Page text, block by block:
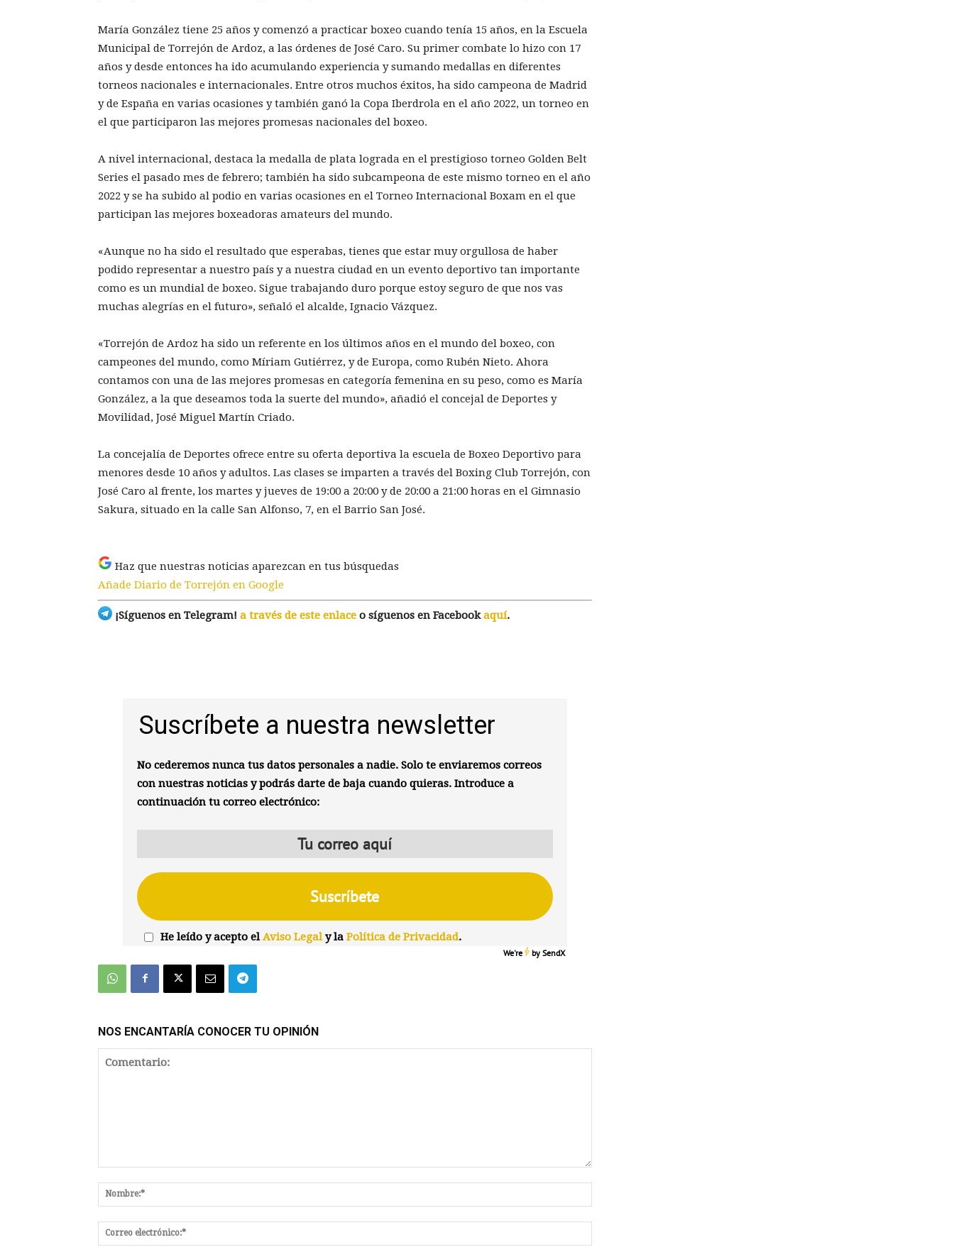
María González tiene 25 años y comenzó a practicar boxeo cuando tenía 15 años, en la Escuela
Municipal de Torrejón de Ardoz, a las órdenes de José Caro. Su primer combate lo hizo con 17
años y desde entonces ha ido acumulando experiencia y sumando medallas en diferentes
torneos nacionales e internacionales. Entre otros muchos éxitos, ha sido campeona de Madrid
y de España en varias ocasiones y también ganó la Copa Iberdrola en el año 2022, un torneo en
el que participaron las mejores promesas nacionales del boxeo.
A nivel internacional, destaca la medalla de plata lograda en el prestigioso torneo Golden Belt
Series el pasado mes de febrero; también ha sido subcampeona de este mismo torneo en el año
2022 y se ha subido al podio en varias ocasiones en el Torneo Internacional Boxam en el que
participan las mejores boxeadoras amateurs del mundo.
«Aunque no ha sido el resultado que esperabas, tienes que estar muy orgullosa de haber
podido representar a nuestro país y a nuestra ciudad en un evento deportivo tan importante
como es un mundial de boxeo. Sigue trabajando duro porque estoy seguro de que nos vas
muchas alegrías en el futuro», señaló el alcalde, Ignacio Vázquez.
«Torrejón de Ardoz ha sido un referente en los últimos años en el mundo del boxeo, con
campeones del mundo, como Míriam Gutiérrez, y de Europa, como Rubén Nieto. Ahora
contamos con una de las mejores promesas en categoría femenina en su peso, como es María
González, a la que deseamos toda la suerte del mundo», añadió el concejal de Deportes y
Movilidad, José Miguel Martín Criado.
La concejalía de Deportes ofrece entre su oferta deportiva la escuela de Boxeo Deportivo para
menores desde 10 años y adultos. Las clases se imparten a través del Boxing Club Torrejón, con
José Caro al frente, los martes y jueves de 19:00 a 20:00 y de 20:00 a 21:00 horas en el Gimnasio
Sakura, situado en la calle San Alfonso, 7, en el Barrio San José.
Haz que nuestras noticias aparezcan en tus búsquedas
Añade Diario de Torrejón en Google
¡Síguenos en Telegram! a través de este enlace o síguenos en Facebookaquí.
Suscríbete a nuestra newsletter
No cederemos nunca tus datos personales a nadie. Solo te enviaremos correos
con nuestras noticias y podrás darte de baja cuando quieras. Introduce a
continuación tu correo electrónico:
He leído y acepto elAviso Legaly la Política de Privacidad.
We're bySendX
NOS ENCANTARÍA CONOCER TU OPINIÓN
electrónico:*